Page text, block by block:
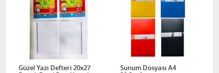
Güzel Yazı Defteri 20x27
Sunum Dosyası A4